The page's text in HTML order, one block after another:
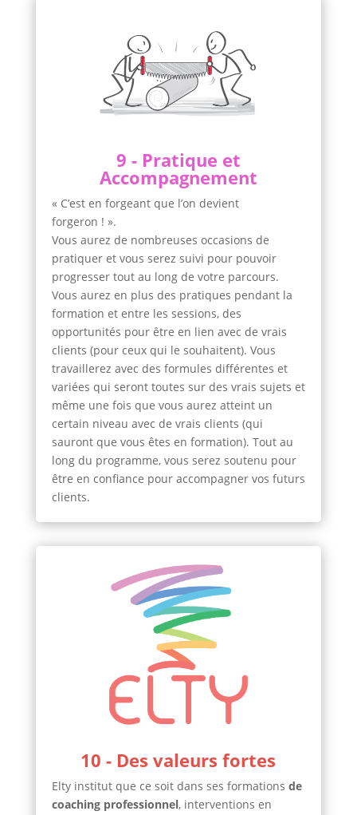
9 - Pratique et
Accompagnement
« C’est en forgeant que l’on devient
forgeron ! ».
Vous aurez de nombreuses occasions de
pratiquer et vous serez suivi pour pouvoir
progresser tout au long de votre parcours.
Vous aurez en plus des pratiques pendant la
formation et entre les sessions, des
opportunités pour être en lien avec de vrais
clients (pour ceux qui le souhaitent). Vous
travaillerez avec des formules différentes et
variées qui seront toutes sur des vrais sujets et
même une fois que vous aurez atteint un
certain niveau avec de vrais clients (qui
sauront que vous êtes en formation). Tout au
long du programme, vous serez soutenu pour
être en confiance pour accompagner vos futurs
clients.
10 - Des valeurs fortes
Elty institut que ce soit dans ses formations de
coaching professionnel, interventions en